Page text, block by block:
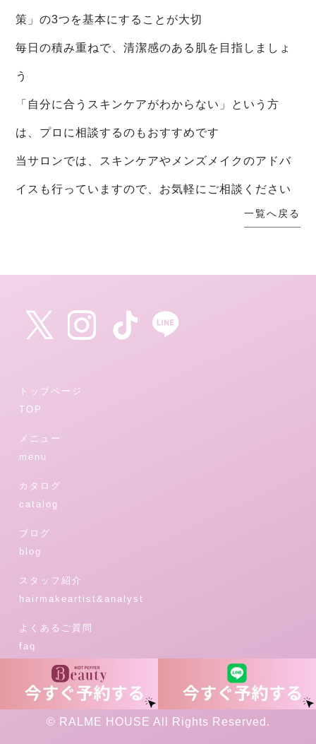
策」の3つを基本にすることが大切
毎日の積み重ねで、清潔感のある肌を目指しましょ
う
「自分に合うスキンケアがわからない」という方
は、プロに相談するのもおすすめです
当サロンでは、スキンケアやメンズメイクのアドバ
イスも行っていますので、お気軽にご相談ください
一覧へ戻る
トップページ
TOP
メニュー
menu
カタログ
catalog
ブログ
blog
スタッフ紹介
hairmakeartist&analyst
よくあるご質問
faq
ニュース
news
© RALME HOUSE All Rights Reserved.